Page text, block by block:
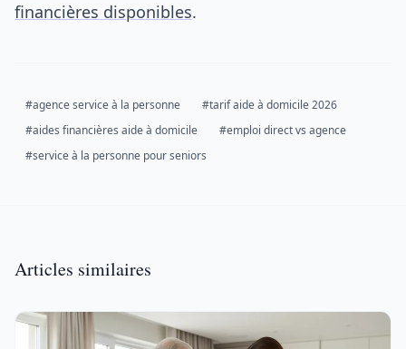
financières disponibles.
#agence service à la personne
#tarif aide à domicile 2026
#aides financières aide à domicile
#emploi direct vs agence
#service à la personne pour seniors
Articles similaires